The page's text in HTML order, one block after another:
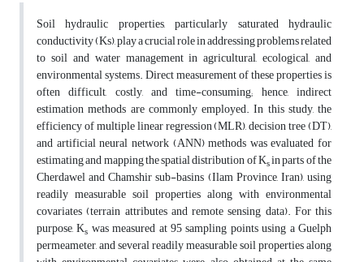
Soil hydraulic properties, particularly saturated hydraulic
conductivity (Ks), play a crucial role in addressing problems related
to soil and water management in agricultural, ecological, and
environmental systems. Direct measurement of these properties is
often difficult, costly, and time-consuming; hence, indirect
estimation methods are commonly employed. In this study, the
efficiency of multiple linear regression (MLR), decision tree (DT),
and artificial neural network (ANN) methods was evaluated for
estimating and mapping the spatial distribution of Ksin parts of the
Cherdawel and Chamshir sub-basins (Ilam Province, Iran), using
readily measurable soil properties along with environmental
covariates (terrain attributes and remote sensing data). For this
purpose, Ks was measured at 95 sampling points using a Guelph
permeameter, and several readily measurable soil properties along